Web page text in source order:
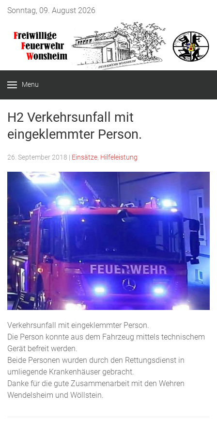
Sonntag, 09. August 2026
Menu
H2 Verkehrsunfall mit
eingeklemmter Person.
26. September 2018 | Einsätze Hilfeleistung
Verkehrsunfall mit eingeklemmter Person.
Die Person konnte aus dem Fahrzeug mittels technischem
Gerät befreit werden.
Beide Personen wurden durch den Rettungsdienst in
umliegende Krankenhäuser gebracht.
Danke für die gute Zusammenarbeit mit den Wehren
Wendelsheim und Wöllstein.